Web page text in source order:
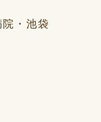
・池袋